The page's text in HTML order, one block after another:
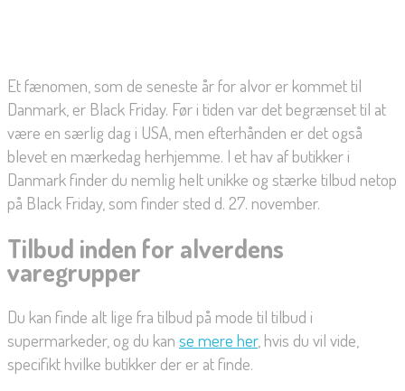
Et fænomen, som de seneste år for alvor er kommet til
Danmark, er Black Friday. Før i tiden var det begrænset til at
være en særlig dag i USA, men efterhånden er det også
blevet en mærkedag herhjemme. I et hav af butikker i
Danmark finder du nemlig helt unikke og stærke tilbud netop
på Black Friday, som finder sted d. 27. november.
Tilbud inden for alverdens
varegrupper
Du kan finde alt lige fra tilbud på mode til tilbud i
supermarkeder, og du kan se mere her, hvis du vil vide,
specifikt hvilke butikker der er at finde.